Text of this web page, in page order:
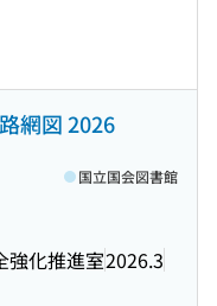
網図 2026
強化推進室2026.3
国立国会図書館